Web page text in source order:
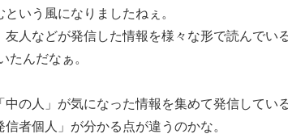
いう風になりましたねぇ。
人などが発信した情報を様々な形で読んでいる
んだなぁ。
の人」が気になった情報を集めて発信してい
者個人」が分かる点が違うのかな。